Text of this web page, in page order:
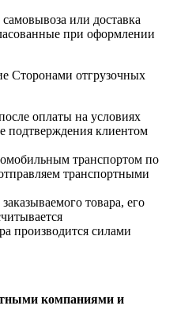
или доставка
при оформлении
Сторонами отгрузочных
оплаты на условиях
подтверждения клиентом
транспортом по
транспортными
товара, его
производится силами
компаниями и